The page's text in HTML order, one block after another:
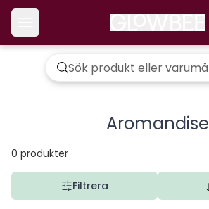
Aromandise
0 produkter
Filtrera